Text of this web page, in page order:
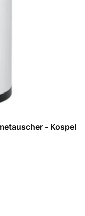
- Kospel